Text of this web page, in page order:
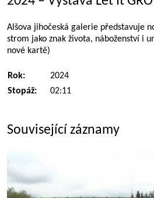
Alšova jihočeská galerie představuje
strom jako znak života, náboženství i
nové kartě)
Rok:
2024
Stopáž:
02:11
Související záznamy